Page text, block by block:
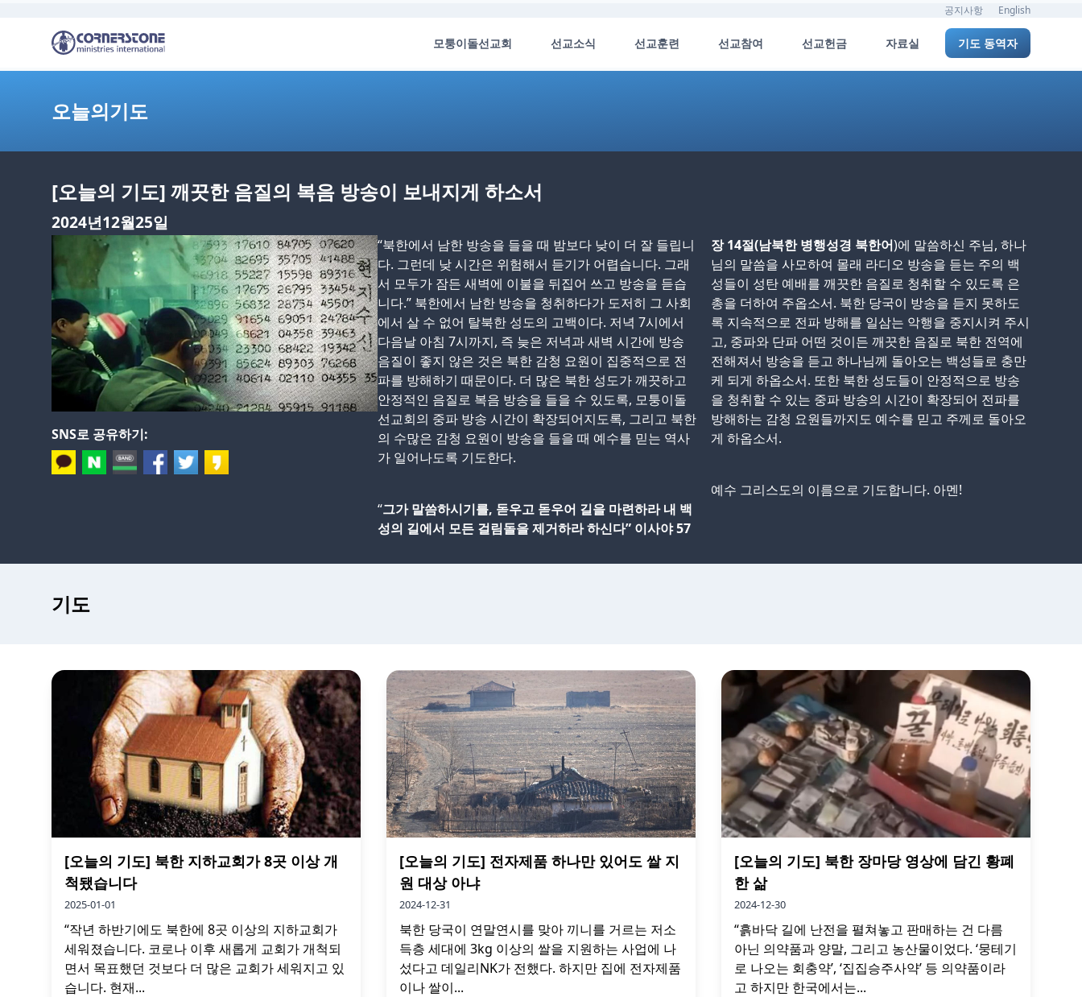
공지사항 English
모퉁이돌선교회 선교소식 선교훈련 선교참여 선교헌금 자료실 기도 동역자
오늘의기도
[오늘의 기도] 깨끗한 음질의 복음 방송이 보내지게 하소서
2024년12월25일
SNS로 공유하기:
“북한에서 남한 방송을 들을 때 밤보다 낮이 더 잘 들립니
다. 그런데 낮 시간은 위험해서 듣기가 어렵습니다. 그래
서 모두가 잠든 새벽에 이불을 뒤집어 쓰고 방송을 듣습
니다.” 북한에서 남한 방송을 청취하다가 도저히 그 사회
에서 살 수 없어 탈북한 성도의 고백이다. 저녁 7시에서
다음날 아침 7시까지, 즉 늦은 저녁과 새벽 시간에 방송
음질이 좋지 않은 것은 북한 감청 요원이 집중적으로 전
파를 방해하기 때문이다. 더 많은 북한 성도가 깨끗하고
안정적인 음질로 복음 방송을 들을 수 있도록, 모퉁이돌
선교회의 중파 방송 시간이 확장되어지도록, 그리고 북한
의 수많은 감청 요원이 방송을 들을 때 예수를 믿는 역사
가 일어나도록 기도한다.
“그가 말씀하시기를, 돋우고 돋우어 길을 마련하라 내 백
성의 길에서 모든 걸림돌을 제거하라 하신다” 이사야 57
장 14절(남북한 병행성경 북한어)에 말씀하신 주님, 하나
님의 말씀을 사모하여 몰래 라디오 방송을 듣는 주의 백
성들이 성탄 예배를 깨끗한 음질로 청취할 수 있도록 은
총을 더하여 주옵소서. 북한 당국이 방송을 듣지 못하도
록 지속적으로 전파 방해를 일삼는 악행을 중지시켜 주시
고, 중파와 단파 어떤 것이든 깨끗한 음질로 북한 전역에
전해져서 방송을 듣고 하나님께 돌아오는 백성들로 충만
케 되게 하옵소서. 또한 북한 성도들이 안정적으로 방송
을 청취할 수 있는 중파 방송의 시간이 확장되어 전파를
방해하는 감청 요원들까지도 예수를 믿고 주께로 돌아오
게 하옵소서.
예수 그리스도의 이름으로 기도합니다. 아멘!
기도
[오늘의 기도] 북한 지하교회가 8곳 이상 개
척됐습니다
2025-01-01
“작년 하반기에도 북한에 8곳 이상의 지하교회가
세워졌습니다. 코로나 이후 새롭게 교회가 개척되
면서 목표했던 것보다 더 많은 교회가 세워지고 있
습니다. 현재...
[오늘의 기도] 전자제품 하나만 있어도 쌀 지
원 대상 아냐
2024-12-31
북한 당국이 연말연시를 맞아 끼니를 거르는 저소
득층 세대에 3kg 이상의 쌀을 지원하는 사업에 나
섰다고 데일리NK가 전했다. 하지만 집에 전자제품
이나 쌀이...
[오늘의 기도] 북한 장마당 영상에 담긴 황폐
한 삶
2024-12-30
“흙바닥 길에 난전을 펼쳐놓고 판매하는 건 다름
아닌 의약품과 양말, 그리고 농산물이었다. ‘뭉테기
로 나오는 회충약’, ‘집집승주사약’ 등 의약품이라
고 하지만 한국에서는...